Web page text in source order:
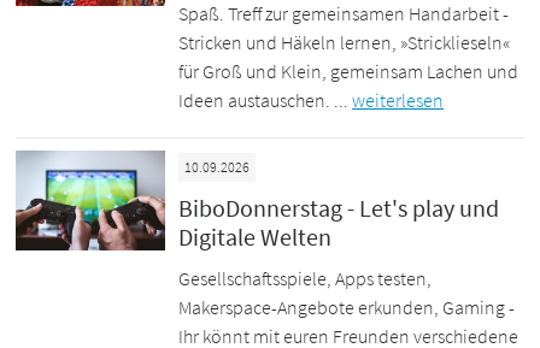
Spaß. Treff zur gemeinsamen Handarbeit -
Stricken und Häkeln lernen, »Stricklieseln«
für Groß und Klein, gemeinsam Lachen und
Ideen austauschen. ...weiterlesen
10.09.2026
BiboDonnerstag - Let's play und
Digitale Welten
Gesellschaftsspiele, Apps testen,
Makerspace-Angebote erkunden, Gaming -
Ihr könnt mit euren Freunden verschiedene